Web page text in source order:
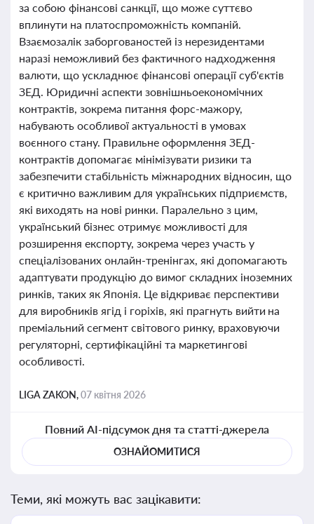
за собою фінансові санкції, що може суттєво
вплинути на платоспроможність компаній.
Взаємозалік заборгованостей із нерезидентами
наразі неможливий без фактичного надходження
валюти, що ускладнює фінансові операції суб'єктів
ЗЕД. Юридичні аспекти зовнішньоекономічних
контрактів, зокрема питання форс-мажору,
набувають особливої актуальності в умовах
воєнного стану. Правильне оформлення ЗЕД-
контрактів допомагає мінімізувати ризики та
забезпечити стабільність міжнародних відносин, що
є критично важливим для українських підприємств,
які виходять на нові ринки. Паралельно з цим,
український бізнес отримує можливості для
розширення експорту, зокрема через участь у
спеціалізованих онлайн-тренінгах, які допомагають
адаптувати продукцію до вимог складних іноземних
ринків, таких як Японія. Це відкриває перспективи
для виробників ягід і горіхів, які прагнуть вийти на
преміальний сегмент світового ринку, враховуючи
регуляторні, сертифікаційні та маркетингові
особливості.
LIGA ZAKON,07 квітня 2026
Повний AI-підсумок дня та статті-джерела
ОЗНАЙОМИТИСЯ
Теми, які можуть вас зацікавити: